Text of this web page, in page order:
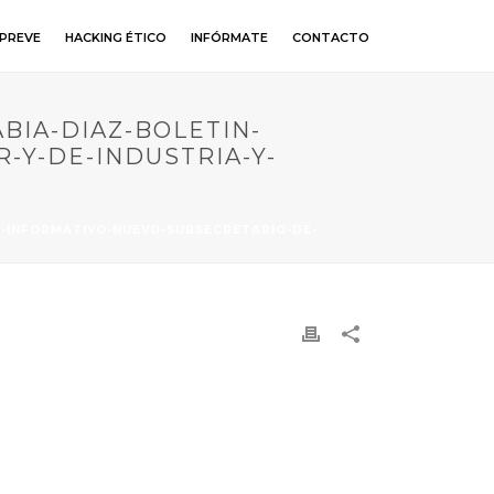
HACKING ÉTICO INFÓRMATE CONTACTO
DIAZ-BOLETIN-
Y-DE-INDUSTRIA-Y-